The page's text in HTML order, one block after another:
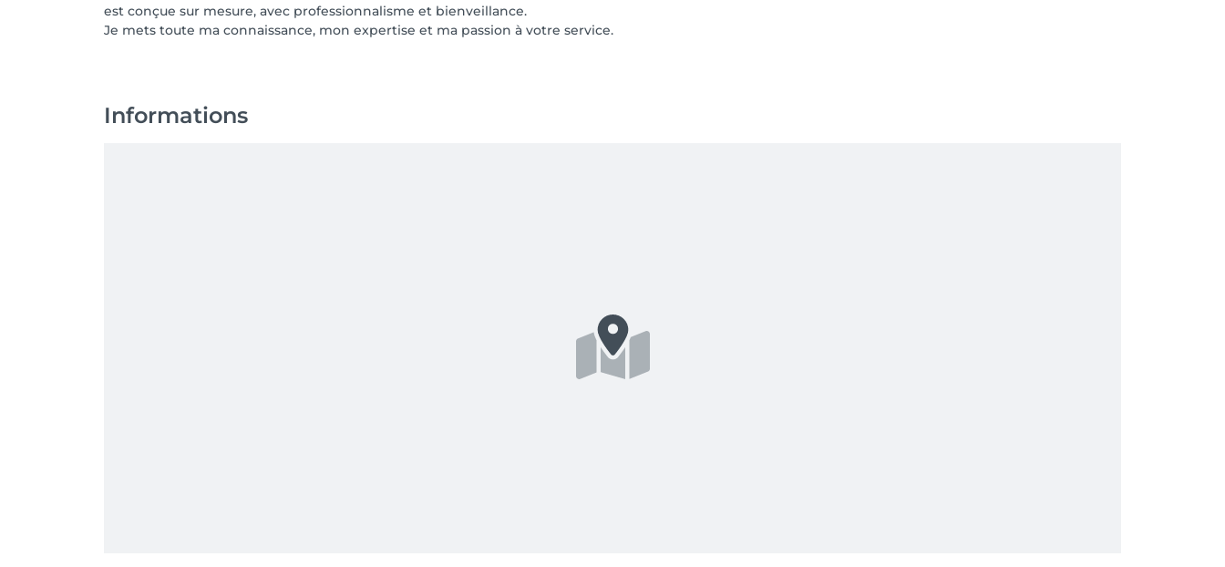
est conçue sur mesure, avec professionnalisme et bienveillance.
Je mets toute ma connaissance, mon expertise et ma passion à votre service.
Informations